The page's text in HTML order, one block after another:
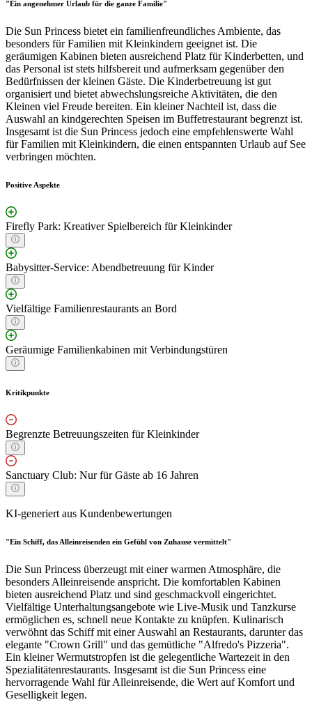
"Ein angenehmer Urlaub für die ganze Familie"
Die Sun Princess bietet ein familienfreundliches Ambiente, das
besonders für Familien mit Kleinkindern geeignet ist. Die
geräumigen Kabinen bieten ausreichend Platz für Kinderbetten, und
das Personal ist stets hilfsbereit und aufmerksam gegenüber den
Bedürfnissen der kleinen Gäste. Die Kinderbetreuung ist gut
organisiert und bietet abwechslungsreiche Aktivitäten, die den
Kleinen viel Freude bereiten. Ein kleiner Nachteil ist, dass die
Auswahl an kindgerechten Speisen im Buffetrestaurant begrenzt ist.
Insgesamt ist die Sun Princess jedoch eine empfehlenswerte Wahl
für Familien mit Kleinkindern, die einen entspannten Urlaub auf See
verbringen möchten.
Positive Aspekte
Firefly Park: Kreativer Spielbereich für Kleinkinder
Babysitter-Service: Abendbetreuung für Kinder
Vielfältige Familienrestaurants an Bord
Geräumige Familienkabinen mit Verbindungstüren
Kritikpunkte
Begrenzte Betreuungszeiten für Kleinkinder
Sanctuary Club: Nur für Gäste ab 16 Jahren
KI-generiert aus Kundenbewertungen
"Ein Schiff, das Alleinreisenden ein Gefühl von Zuhause vermittelt"
Die Sun Princess überzeugt mit einer warmen Atmosphäre, die
besonders Alleinreisende anspricht. Die komfortablen Kabinen
bieten ausreichend Platz und sind geschmackvoll eingerichtet.
Vielfältige Unterhaltungsangebote wie Live-Musik und Tanzkurse
ermöglichen es, schnell neue Kontakte zu knüpfen. Kulinarisch
verwöhnt das Schiff mit einer Auswahl an Restaurants, darunter das
elegante "Crown Grill" und das gemütliche "Alfredo's Pizzeria".
Ein kleiner Wermutstropfen ist die gelegentliche Wartezeit in den
Spezialitätenrestaurants. Insgesamt ist die Sun Princess eine
hervorragende Wahl für Alleinreisende, die Wert auf Komfort und
Geselligkeit legen.